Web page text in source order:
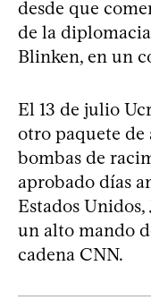
desde que
de la
Blinken, en un
El 13 de julio
otro paquete
bombas de
aprobado días
Estados
un alto mando
cadena CNN.